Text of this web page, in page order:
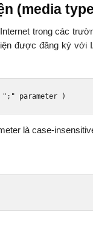
(media
trong các
được đăng ký với
";" parameter )
là case-